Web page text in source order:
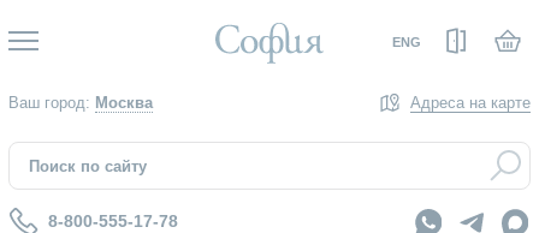
ENG Вход
Ваш город: Москва Адреса на карте
8-800-555-17-78